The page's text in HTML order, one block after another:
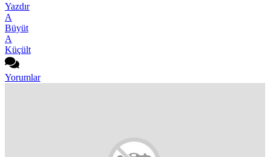
Yazdır
A
Büyüt
A
Küçült
Yorumlar